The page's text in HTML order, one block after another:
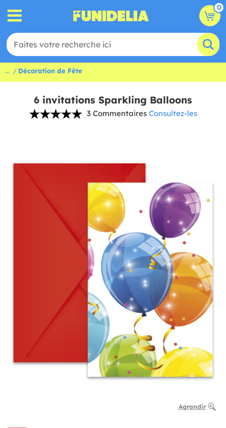
0
... Décoration de Fête
6 invitations Sparkling Balloons
3 Commentaires Consultez-les
Agrandir